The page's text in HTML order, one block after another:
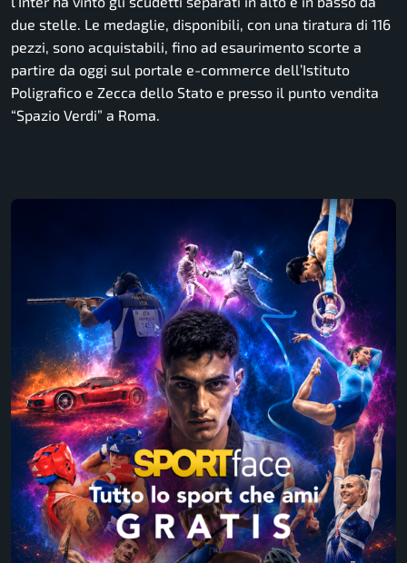
due stelle. Le medaglie, disponibili, con una tiratura di 116
pezzi, sono acquistabili, fino ad esaurimento scorte a
partire da oggi sul portale e-commerce dell’Istituto
Poligrafico e Zecca dello Stato e presso il punto vendita
“Spazio Verdi” a Roma.